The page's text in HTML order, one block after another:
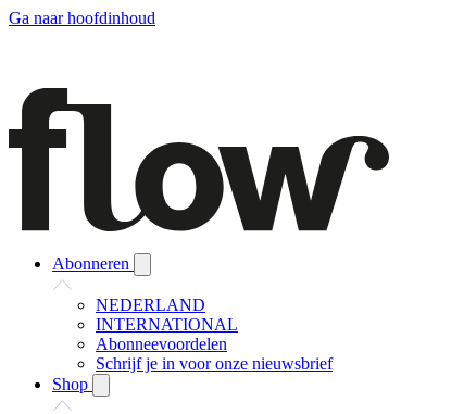
Ga naar hoofdinhoud
Abonneren
NEDERLAND
INTERNATIONAL
Abonneevoordelen
Schrijf je in voor onze nieuwsbrief
Shop